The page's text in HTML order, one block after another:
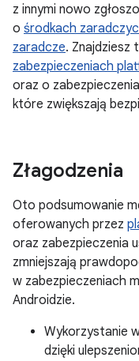
z innymi nowo
o środkach
zaradcze. Znajdziesz
zabezpieczeniach
oraz o
które zwiększają
Złagodzenia
Oto podsumowanie
oferowanych przez
oraz zabezpieczenia
zmniejszają
w zabezpieczeniach
Androidzie.
Wykorzystanie
dzięki